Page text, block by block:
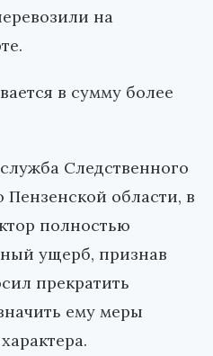
на
в сумму более
Следственного
области, в
полностью
ущерб, признав
прекратить
ему меры